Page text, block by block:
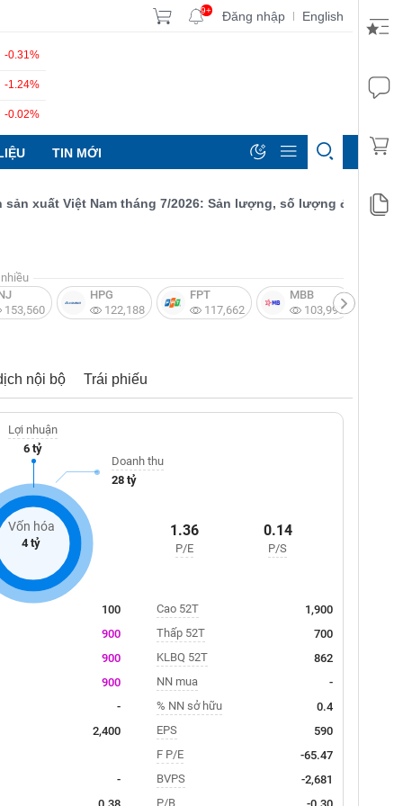
9+ Đăng nhập | English
-0.31%
-1.24%
-0.02%
TIN MỚI
Việt Nam tháng 7/2026: Sản lượng, số lượng đơn đặt hàng
153,560
HPG
122,188
FPT
117,662
MBB
103,997
nội bộ Trái phiếu
Vốn hóa
4 tỷ
Lợi nhuận
6 tỷ
Doanh thu
28 tỷ
1.36
P/E
0.14
P/S
100
900
900
900
-
2,400
-
0.38
Cao 52T
1,900
Thấp 52T
700
KLBQ 52T
862
NN mua
-
% NN sở hữu
0.4
EPS
590
F P/E
-65.47
BVPS
-2,681
P/B
-0.30